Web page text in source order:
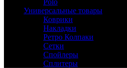
Polo
Универсальные товары
Коврики
Накладки
Ретро Колпаки
Сетки
Спойлеры
Сплитеры